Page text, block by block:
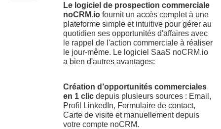
Le logiciel de prospection commerciale
noCRM.io fournit un accès complet à une
plateforme simple et intuitive pour gérer au
quotidien ses opportunités d'affaires avec
le rappel de l'action commerciale à réaliser
le jour-même. Le logiciel SaaS noCRM.io
a bien d'autres avantages:
Création d’opportunités commerciales
en 1 clic depuis plusieurs sources : Email,
Profil LinkedIn, Formulaire de contact,
Carte de visite et manuellement depuis
votre compte noCRM.